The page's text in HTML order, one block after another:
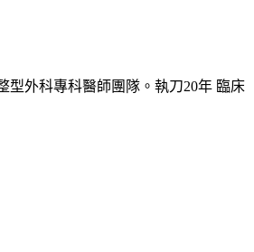
型外科專科醫師團隊。執刀20年 臨床